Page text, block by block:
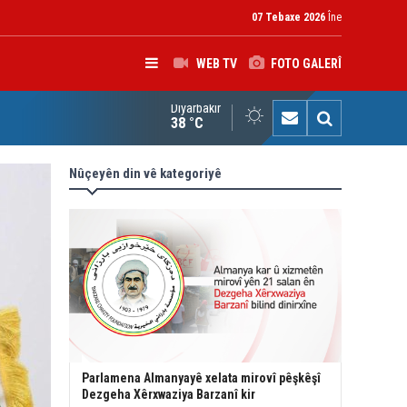
07 Tebaxe 2026 Îne
WEB TV FOTO GALERÎ
Giştî ya Deverên di Derveyê Kurdistanê de gotinên
kir
Diyarbakır
38 °C
Nûçeyên din vê kategoriyê
Parlamena Almanyayê xelata mirovî pêşkêşî
Dezgeha Xêrxwaziya Barzanî kir